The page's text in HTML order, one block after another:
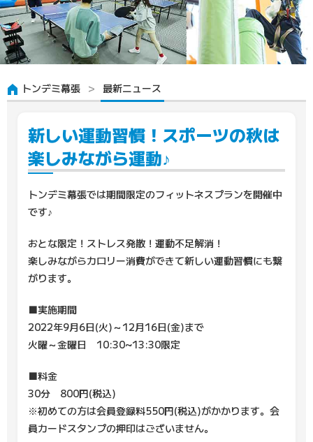
トンデミ幕張 最新ニュース
新しい運動習慣！スポーツの秋は
楽しみながら運動♪
トンデミ幕張では期間限定のフィットネスプランを開催中
です♪
おとな限定！ストレス発散！運動不足解消！
楽しみながらカロリー消費ができて新しい運動習慣にも繋
がります。
■実施期間
2022年9月6日(火)～12月16日(金)まで
火曜～金曜日 10:30~13:30限定
■料金
30分 800円(税込)
※初めての方は会員登録料550円(税込)がかかります。会
員カードスタンプの押印はございません。